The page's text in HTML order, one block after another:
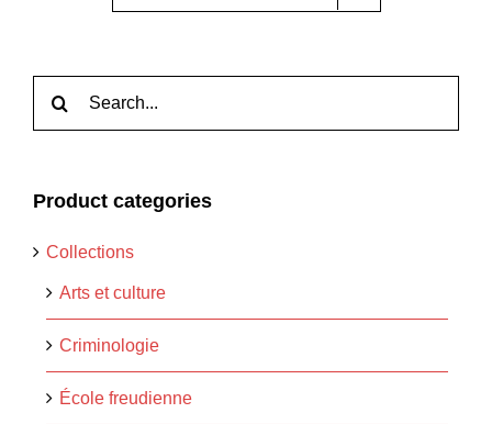
Product categories
Collections
Arts et culture
Criminologie
École freudienne